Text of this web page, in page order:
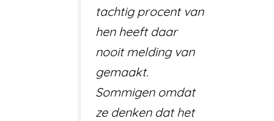
tachtig procent van
hen heeft daar
nooit melding van
gemaakt.
Sommigen omdat
ze denken dat het